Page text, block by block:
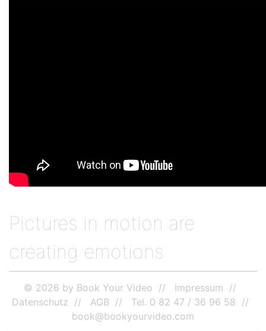
Pictures in motion are
creating emotions
© 2026 by Book Your Video
Impressum
Datenschutz
AGB
Tel. 0 82 47 / 36 96 58
book@bookyourvideo.com